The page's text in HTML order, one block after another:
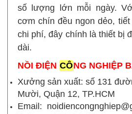
số lượng lớn mỗi ngày.
cơm chín đều ngon dẻo,
chi phí, đây chính là thiết bị
dài.
NỒI ĐIỆN CÔNG NGHIỆP
Xưởng sản xuất: số 131
Mười, Quận 12, TP.HCM
Email: